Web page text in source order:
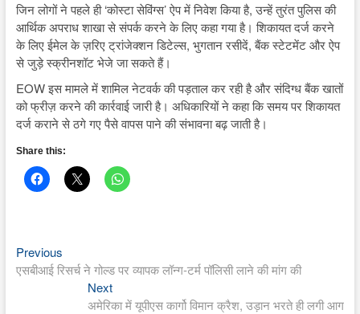
जिन लोगों ने पहले ही ‘कोस्टा सेविंग्स’ ऐप में निवेश किया है, उन्हें तुरंत पुलिस की
आर्थिक अपराध शाखा से संपर्क करने के लिए कहा गया है। शिकायत दर्ज करने
के लिए ईमेल के ज़रिए ट्रांजेक्शन डिटेल्स, भुगतान रसीदें, बैंक स्टेटमेंट और ऐप
से जुड़े स्क्रीनशॉट भेजे जा सकते हैं।
EOW इस मामले में शामिल नेटवर्क की पड़ताल कर रही है और संदिग्ध बैंक खातों
को फ्रीज़ करने की कार्रवाई जारी है। अधिकारियों ने कहा कि समय पर शिकायत
दर्ज कराने से ठगे गए पैसे वापस पाने की संभावना बढ़ जाती है।
Share this:
Post
navigation
PreviousPrevious
post:
एसबीआई रिसर्च ने गोल्ड पर व्यापक लॉन्ग-टर्म पॉलिसी लाने की मांग की
NextNext
post:
अमेरिका में यूपीएस कार्गो विमान क्रैश, उड़ान भरते ही लगी आग